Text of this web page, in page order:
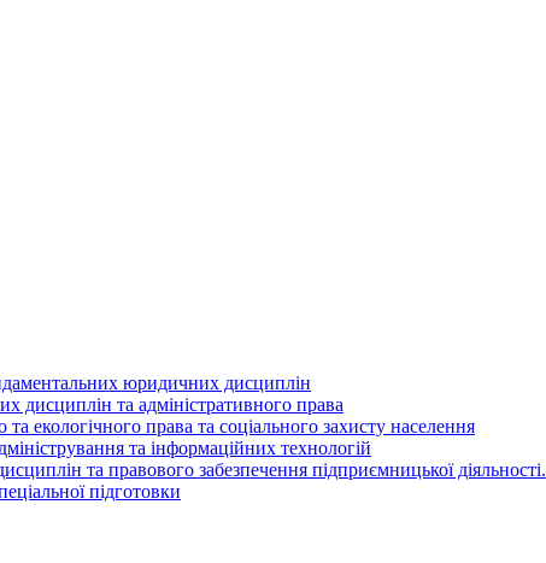
юридичних дисциплін
дисциплін та адміністративного права
екологічного права та соціального захисту населення
та інформаційних технологій
та правового забезпечення підприємницької діяльності.
підготовки